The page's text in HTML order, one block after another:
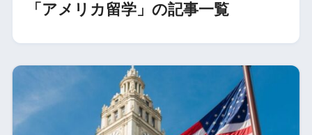
「アメリカ留学」の記事一覧